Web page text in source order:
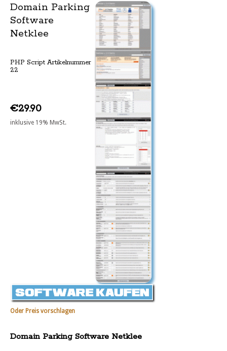
Domain Parking
Software
Netklee
PHP Script Artikelnummer
22
€29.90
inklusive 19% MwSt.
Oder Preis vorschlagen
Domain Parking Software Netklee